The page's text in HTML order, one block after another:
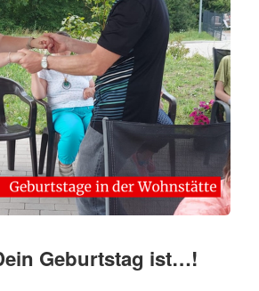
Geburtstag ist…!